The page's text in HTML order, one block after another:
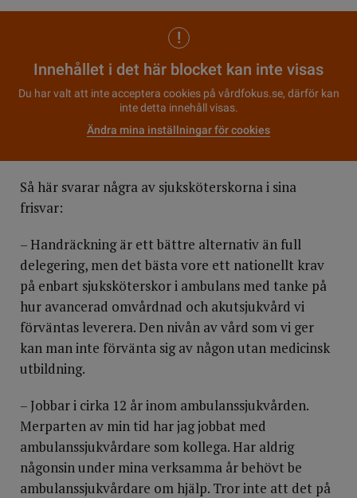
Innehållet i det här blocket kan inte visas
Du har valt att inte acceptera cookies på vårdfokus.se, därför kan
inte detta innehåll visas.
Ändra mina inställningar för cookies
Så här svarar några av sjuksköterskorna i sina
frisvar:
– Handräckning är ett bättre alternativ än full
delegering, men det bästa vore ett nationellt krav
på enbart sjuksköterskor i ambulans med tanke på
hur avancerad omvårdnad och akutsjukvård vi
förväntas leverera. Den nivån av vård som vi ger
kan man inte förvänta sig av någon utan medicinsk
utbildning.
– Jobbar i cirka 12 år inom ambulanssjukvården.
Merparten av min tid har jag jobbat med
ambulanssjukvårdare som kollega. Har aldrig
någonsin under mina verksamma år behövt be
ambulanssjukvårdare om hjälp. Tror inte att det på